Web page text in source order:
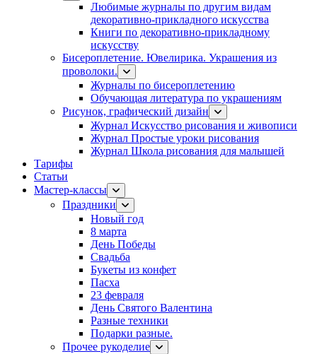
Любимые журналы по другим видам
декоративно-прикладного искусства
Книги по декоративно-прикладному
искусству
Бисероплетение. Ювелирика. Украшения из
проволоки.
Журналы по бисероплетению
Обучающая литература по украшениям
Рисунок, графический дизайн
Журнал Искусство рисования и живописи
Журнал Простые уроки рисования
Журнал Школа рисования для малышей
Тарифы
Статьи
Мастер-классы
Праздники
Новый год
8 марта
День Победы
Свадьба
Букеты из конфет
Пасха
23 февраля
День Святого Валентина
Разные техники
Подарки разные.
Прочее рукоделие